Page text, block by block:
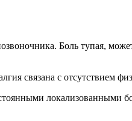
Боль тупая,
связана с отсутствием
локализованными